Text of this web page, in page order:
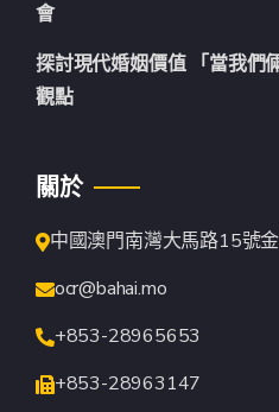
會
探討現代婚姻價值 「當我們
觀點
關於
中國澳門南灣大馬路15號
ocr@bahai.mo
+853-28965653
+853-28963147